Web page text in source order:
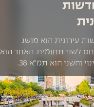
עירונית הוא מושג
לשני תחומים. האחד הוא
והשני הוא תמ"א 38.